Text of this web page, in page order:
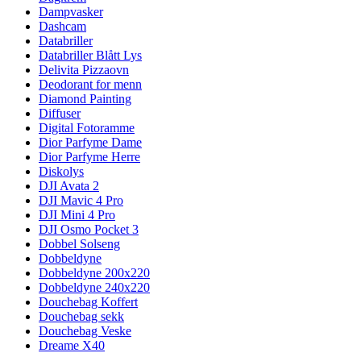
Dampvasker
Dashcam
Databriller
Databriller Blått Lys
Delivita Pizzaovn
Deodorant for menn
Diamond Painting
Diffuser
Digital Fotoramme
Dior Parfyme Dame
Dior Parfyme Herre
Diskolys
DJI Avata 2
DJI Mavic 4 Pro
DJI Mini 4 Pro
DJI Osmo Pocket 3
Dobbel Solseng
Dobbeldyne
Dobbeldyne 200x220
Dobbeldyne 240x220
Douchebag Koffert
Douchebag sekk
Douchebag Veske
Dreame X40